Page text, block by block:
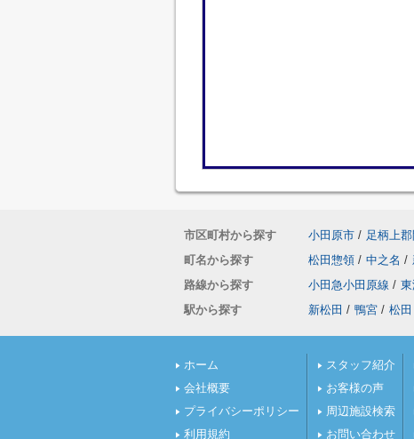
市区町村から探す 小田原市 / 足柄上
町名から探す
松田惣領 / 中之名 /
路線から探す
小田急小田原線 /
駅から探す
新松田 / 鴨宮 / 松田
ホーム
会社概要
プライバシーポリシー
利用規約
スタッフ紹介
お客様の声
周辺施設検索
お問い合わせ